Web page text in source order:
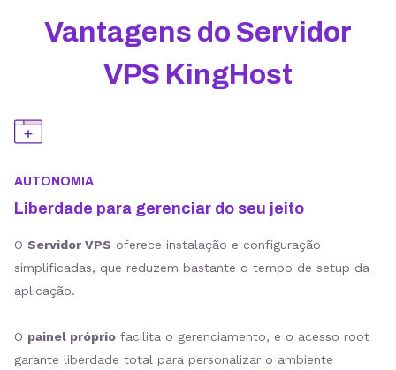
Vantagens do Servidor
VPS KingHost
AUTONOMIA
Liberdade para gerenciar do seu jeito
O Servidor VPS oferece instalação e configuração
simplificadas, que reduzem bastante o tempo de setup da
aplicação.
O painel próprio facilita o gerenciamento, e o acesso root
garante liberdade total para personalizar o ambiente